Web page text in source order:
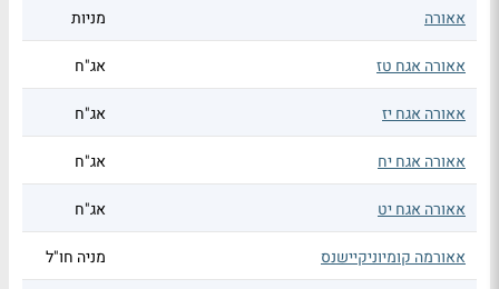
אאורה מניות
אאורה אגח טז אג"ח
אאורה אגח יז אג"ח
אאורה אגח יח אג"ח
אאורה אגח יט אג"ח
אאורמה קומיוניקיישנס מניה חו"ל